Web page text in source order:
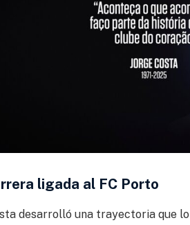
ligada al FC Porto
desarrolló una trayectoria que